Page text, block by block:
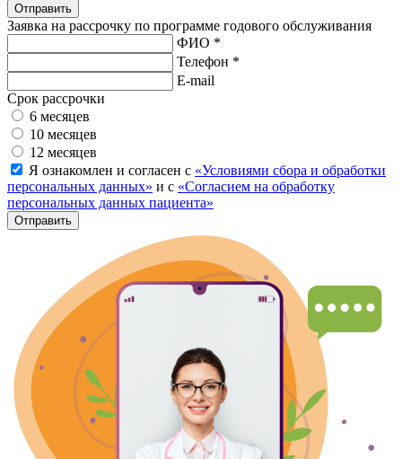
Отправить
Заявка на рассрочку по программе годового обслуживания
ФИО *
Телефон *
E-mail
Срок рассрочки
6 месяцев
10 месяцев
12 месяцев
Я ознакомлен и согласен с «Условиями сбора и обработки
персональных данных» и с «Согласием на обработку
персональных данных пациента»
Отправить